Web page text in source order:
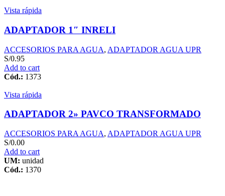
Vista rápida
ADAPTADOR 1″ INRELI
ACCESORIOS PARA AGUA, ADAPTADOR AGUA UPR
S/0.95
Add to cart
Cód.: 1373
Vista rápida
ADAPTADOR 2» PAVCO TRANSFORMADO
ACCESORIOS PARA AGUA, ADAPTADOR AGUA UPR
S/0.00
Add to cart
UM: unidad
Cód.: 1370